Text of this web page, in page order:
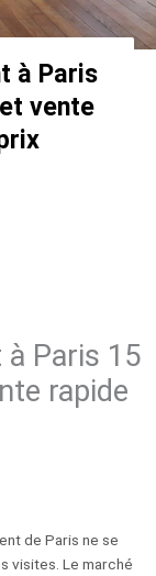
à Paris
vente
Paris 15
rapide
de Paris ne se
visites. Le marché